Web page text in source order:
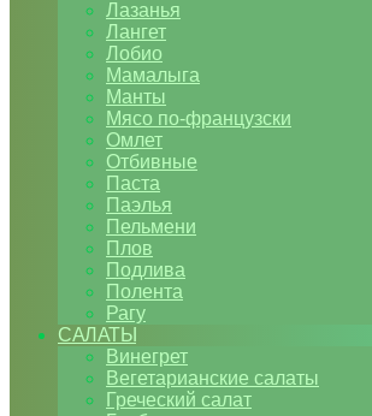
Лазанья
Лангет
Лобио
Мамалыга
Манты
Мясо по-французски
Омлет
Отбивные
Паста
Паэлья
Пельмени
Плов
Подлива
Полента
Рагу
САЛАТЫ
Винегрет
Вегетарианские салаты
Греческий салат